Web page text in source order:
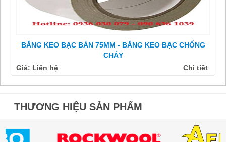
BĂNG KEO BẠC BẢN 75MM - BĂNG KEO BẠC CHỐNG
CHÁY
Giá: Liên hệ
Chi tiết
THƯƠNG HIỆU SẢN PHẨM